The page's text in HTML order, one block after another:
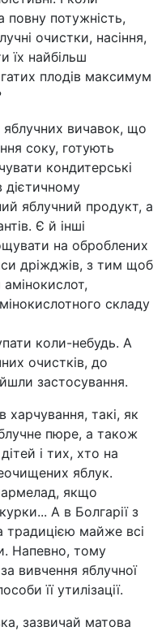
потужність,
очистки, насіння,
їх найбільш
плодів максимум
вичавок, що
соку, готують
кондитерські
дієтичному
яблучний продукт, а
Є й інші
на оброблених
дріжджів, з тим щоб
складу
коли-небудь. А
очистків, до
застосування.
харчування, такі, як
пюре, а також
і тих, хто на
яблук.
якщо
А в Болгарії з
традицією майже всі
Напевно, тому
вивчення яблучної
її утилізації.
зазвичай матова